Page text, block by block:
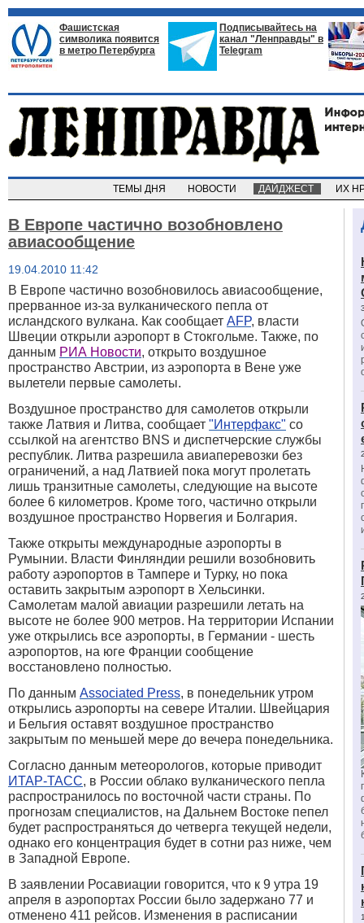
Фашистская
символика появится
в метро Петербурга
Подписывайтесь на
канал "Ленправды" в
Telegram
ТЕМЫ ДНЯ НОВОСТИ ДАЙДЖЕСТ ИХ
В Европе частично возобновлено
авиасообщение
19.04.2010 11:42
В Европе частично возобновилось авиасообщение,
прерванное из-за вулканического пепла от
исландского вулкана. Как сообщает AFP, власти
Швеции открыли аэропорт в Стокгольме. Также, по
данным РИА Новости, открыто воздушное
пространство Австрии, из аэропорта в Вене уже
вылетели первые самолеты.
Воздушное пространство для самолетов открыли
также Латвия и Литва, сообщает "Интерфакс" со
ссылкой на агентство BNS и диспетчерские службы
республик. Литва разрешила авиаперевозки без
ограничений, а над Латвией пока могут пролетать
лишь транзитные самолеты, следующие на высоте
более 6 километров. Кроме того, частично открыли
воздушное пространство Норвегия и Болгария.
Также открыты международные аэропорты в
Румынии. Власти Финляндии решили возобновить
работу аэропортов в Тампере и Турку, но пока
оставить закрытым аэропорт в Хельсинки.
Самолетам малой авиации разрешили летать на
высоте не более 900 метров. На территории Испании
уже открылись все аэропорты, в Германии - шесть
аэропортов, на юге Франции сообщение
восстановлено полностью.
По данным Associated Press, в понедельник утром
открылись аэропорты на севере Италии. Швейцария
и Бельгия оставят воздушное пространство
закрытым по меньшей мере до вечера понедельника.
Согласно данным метеорологов, которые приводит
ИТАР-ТАСС, в России облако вулканического пепла
распространилось по восточной части страны. По
прогнозам специалистов, на Дальнем Востоке пепел
будет распространяться до четверга текущей недели,
однако его концентрация будет в сотни раз ниже, чем
в Западной Европе.
В заявлении Росавиации говорится, что к 9 утра 19
апреля в аэропортах России было задержано 77 и
отменено 411 рейсов. Изменения в расписании